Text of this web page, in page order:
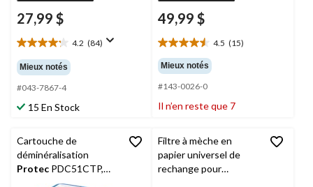
27,99 $
4.2 (84)
4.2
étoile(s)
sur
5.
84
évaluations
Mieux notés
#043-7867-4
15 En Stock
49,99 $
4.5 (15)
4.5
étoile(s)
sur
5.
15
Mieux notés
#143-0026-0
Il n’en reste que 7
Cartouche de
déminéralisation
Protec PDC51CTP,
Filtre à mèche en
papier universel de
rechange pour